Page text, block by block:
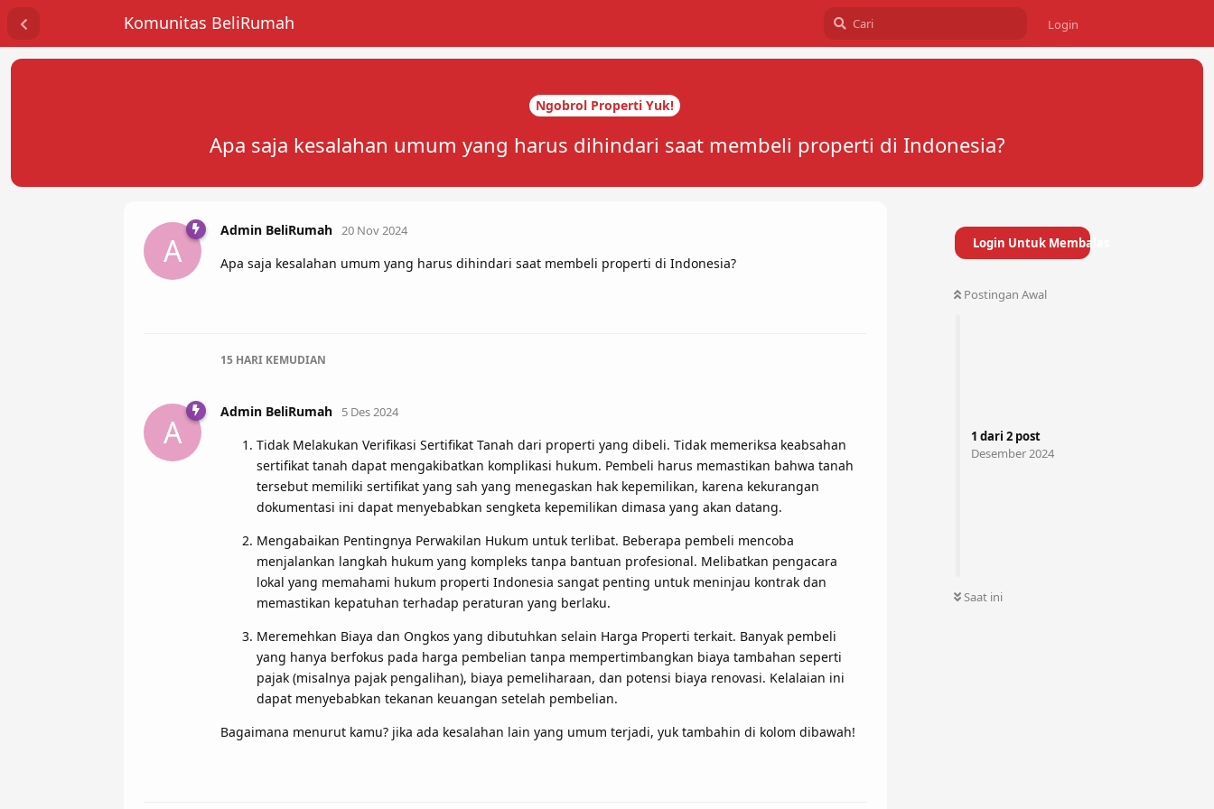
Komunitas BeliRumah Login
Ngobrol Properti Yuk!
Apa saja kesalahan umum yang harus dihindari saat membeli properti di Indonesia?
Login Untuk Membalas
Postingan Awal
1 dari 2 post
Desember 2024
Saat ini
A
Admin BeliRumah 20 Nov 2024
Apa saja kesalahan umum yang harus dihindari saat membeli properti di Indonesia?
15 HARI KEMUDIAN
A
Admin BeliRumah 5 Des 2024
Tidak Melakukan Verifikasi Sertifikat Tanah dari properti yang dibeli. Tidak memeriksa keabsahan
sertifikat tanah dapat mengakibatkan komplikasi hukum. Pembeli harus memastikan bahwa tanah
tersebut memiliki sertifikat yang sah yang menegaskan hak kepemilikan, karena kekurangan
dokumentasi ini dapat menyebabkan sengketa kepemilikan dimasa yang akan datang.
Mengabaikan Pentingnya Perwakilan Hukum untuk terlibat. Beberapa pembeli mencoba
menjalankan langkah hukum yang kompleks tanpa bantuan profesional. Melibatkan pengacara
lokal yang memahami hukum properti Indonesia sangat penting untuk meninjau kontrak dan
memastikan kepatuhan terhadap peraturan yang berlaku.
Meremehkan Biaya dan Ongkos yang dibutuhkan selain Harga Properti terkait. Banyak pembeli
yang hanya berfokus pada harga pembelian tanpa mempertimbangkan biaya tambahan seperti
pajak (misalnya pajak pengalihan), biaya pemeliharaan, dan potensi biaya renovasi. Kelalaian ini
dapat menyebabkan tekanan keuangan setelah pembelian.
Bagaimana menurut kamu? jika ada kesalahan lain yang umum terjadi, yuk tambahin di kolom dibawah!